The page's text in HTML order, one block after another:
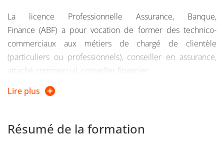
La licence Professionnelle Assurance, Banque,
Finance (ABF) a pour vocation de former des technico-
commerciaux aux métiers de chargé de clientèle
(particuliers ou professionnels), conseiller en assurance,
attaché commercial, conseiller financier.
Cette formation diplômante s'effectue en un an,
Retrouvez plus d'informations surla page dédiée de
Lire plus
Résumé de la formation